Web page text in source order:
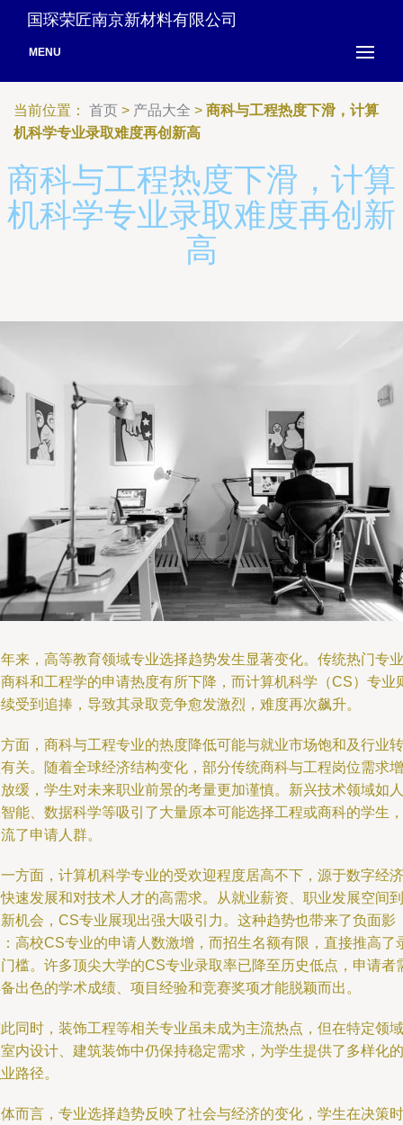
国琛荣匠南京新材料有限公司
MENU
当前位置： 首页 > 产品大全 > 商科与工程热度下滑，计算
机科学专业录取难度再创新高
商科与工程热度下滑，计算
机科学专业录取难度再创新
高
来，高等教育领域专业选择趋势发生显著变化。传统热门专业
科和工程学的申请热度有所下降，而计算机科学（CS）专业
受到追捧，导致其录取竞争愈发激烈，难度再次飙升。
面，商科与工程专业的热度降低可能与就业市场饱和及行业转
关。随着全球经济结构变化，部分传统商科与工程岗位需求增
缓，学生对未来职业前景的考量更加谨慎。新兴技术领域如人
能、数据科学等吸引了大量原本可能选择工程或商科的学生，
了申请人群。
方面，计算机科学专业的受欢迎程度居高不下，源于数字经济
速发展和对技术人才的高需求。从就业薪资、职业发展空间到
机会，CS专业展现出强大吸引力。这种趋势也带来了负面影
高校CS专业的申请人数激增，而招生名额有限，直接推高了
槛。许多顶尖大学的CS专业录取率已降至历史低点，申请者
出色的学术成绩、项目经验和竞赛奖项才能脱颖而出。
同时，装饰工程等相关专业虽未成为主流热点，但在特定领域
内设计、建筑装饰中仍保持稳定需求，为学生提供了多样化的
路径。
而言，专业选择趋势反映了社会与经济的变化，学生在决策时